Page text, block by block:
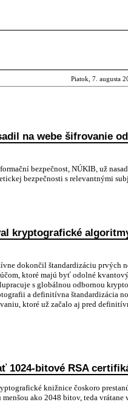
Piatok, 7. augusta
na webe šifrovanie
bezpečnost, NÚKIB, už
bezpečnosti s relevantnými
kryptografické
dokončil štandardizáciu prvých
ktoré majú byť odolné
s globálnou odbornou
a definitívna štandardizácia
ktoré už začalo aj pred
1024-bitové RSA
knižnice čoskoro
ako 2048 bitov, teda vrátane